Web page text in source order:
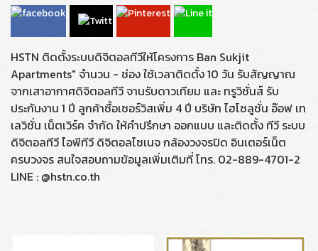
HSTN ติดตั้งระบบดิจิตอลทีวีให้โครงการ Ban Sukjit
Apartments" จำนวน - ช่อง ใช้เวลาติดตั้ง 10 วัน รับสัญญาณ
จากเสาอากาศดิจิตอลทีวี จานรับดาวเทียม และ ทรูวิชั่นส์ รับ
ประกันงาน 1 ปี ลูกค้าซื้อเซอร์วิสเพิ่ม 4 ปี บริษัท ไฮโซลูชั่น อ๊อฟ เท
เลวิชั่น เน็ตเวิร์ค จำกัด ให้คำปรึกษา ออกแบบ และติดตั้ง ทีวี ระบบ
ดิจิตอลทีวี ไอพีทีวี ดิจิตอลไซเนจ กล้องวงจรปิด อินเตอร์เน็ต
ครบวงจร สนใจสอบถามข้อมูลเพิ่มเติมที่ โทร. 02-889-4701-2
LINE : @hstn.co.th